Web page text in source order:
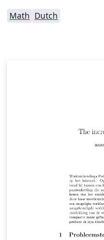
Math Dutch